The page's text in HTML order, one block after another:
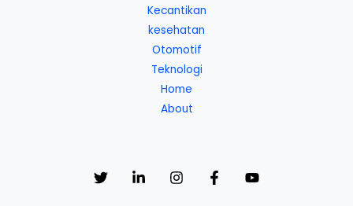
Kecantikan
kesehatan
Otomotif
Teknologi
Home
About